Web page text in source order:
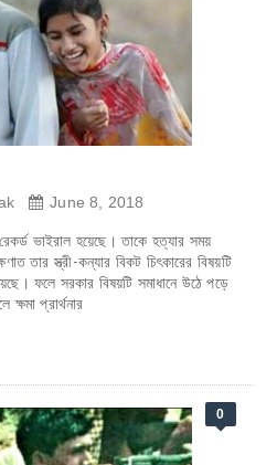
June 8, 2018
ভাইরাল হয়েছে। তাকে হত্যার সময়
তার স্ত্রী-কন্যার বিকট চিৎকারের বিষয়টি
ফলে সরকার বিষয়টি সমাধানে উঠে পড়ে
প্রার্থনার
0